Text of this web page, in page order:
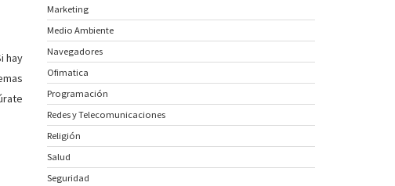
hay
Marketing
Medio Ambiente
Navegadores
Ofimatica
Programación
Redes y Telecomunicaciones
Religión
Salud
Seguridad